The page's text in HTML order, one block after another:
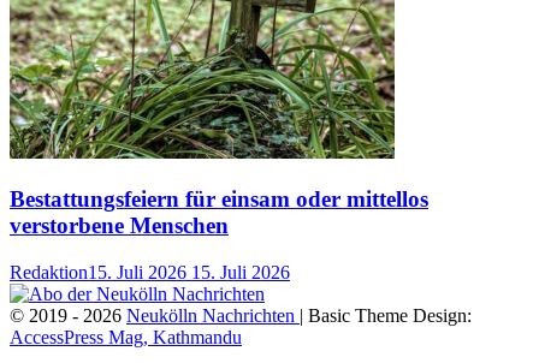
Bestattungsfeiern für einsam oder mittellos
verstorbene Menschen
Redaktion15. Juli 2026 15. Juli 2026
© 2019 - 2026 Neukölln Nachrichten | Basic Theme Design:
AccessPress Mag, Kathmandu